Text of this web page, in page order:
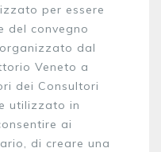
per essere
del convegno
dal
Veneto a
dei Consultori
utilizzato in
ai
di creare una